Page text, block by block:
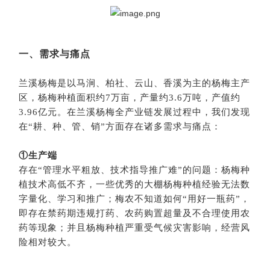
一、需求与痛点
兰溪杨梅是以马涧、柏社、云山、香溪为主的杨梅主产
区，杨梅种植面积约7万亩，产量约3.6万吨，产值约
3.96亿元。在兰溪杨梅全产业链发展过程中，我们发现
在“耕、种、管、销”方面存在诸多需求与痛点：
①生产端
存在“管理水平粗放、技术指导推广难”的问题：杨梅种
植技术高低不齐，一些优秀的大棚杨梅种植经验无法数
字量化、学习和推广；梅农不知道如何“用好一瓶药”，
即存在禁药期违规打药、农药购置超量及不合理使用农
药等现象；并且杨梅种植严重受气候灾害影响，经营风
险相对较大。